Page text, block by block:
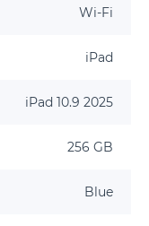
Wi-Fi
iPad
iPad 10.9 2025
256 GB
Blue